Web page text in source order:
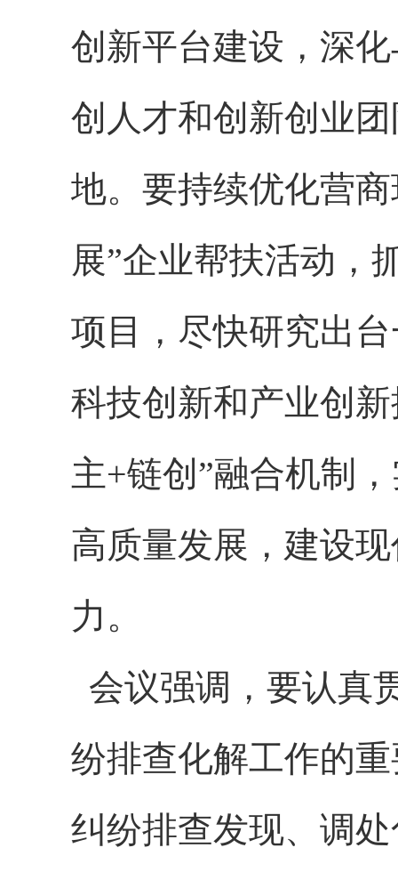
创新平台建设，深
创人才和创新创业
地。要持续优化营
展”企业帮扶活动，
项目，尽快研究出
科技创新和产业创
主+链创”融合机制
高质量发展，建设
力。
会议强调，要认真
纷排查化解工作的
纠纷排查发现、调